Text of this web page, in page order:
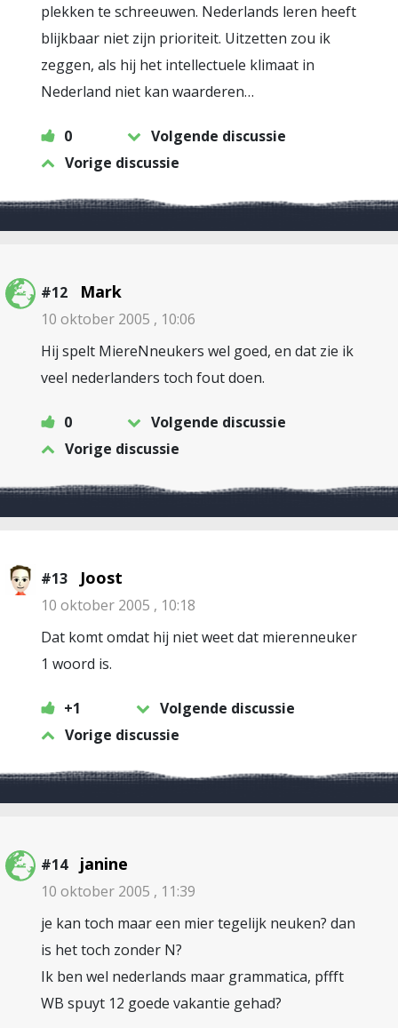
plekken te schreeuwen. Nederlands leren heeft
blijkbaar niet zijn prioriteit. Uitzetten zou ik
zeggen, als hij het intellectuele klimaat in
Nederland niet kan waarderen…
0
Volgende discussie
Vorige discussie
#12 Mark
10 oktober 2005 , 10:06
Hij spelt MiereNneukers wel goed, en dat zie ik
veel nederlanders toch fout doen.
0
Volgende discussie
Vorige discussie
#13 Joost
10 oktober 2005 , 10:18
Dat komt omdat hij niet weet dat mierenneuker
1 woord is.
+1
Volgende discussie
Vorige discussie
#14 janine
10 oktober 2005 , 11:39
je kan toch maar een mier tegelijk neuken? dan
is het toch zonder N?
Ik ben wel nederlands maar grammatica, pffft
WB spuyt 12 goede vakantie gehad?